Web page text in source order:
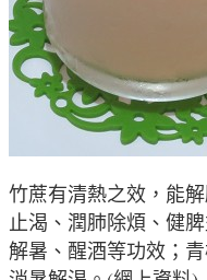
竹蔗有清熱之效，能
止渴、潤肺除煩、健
解暑、醒酒等功效；